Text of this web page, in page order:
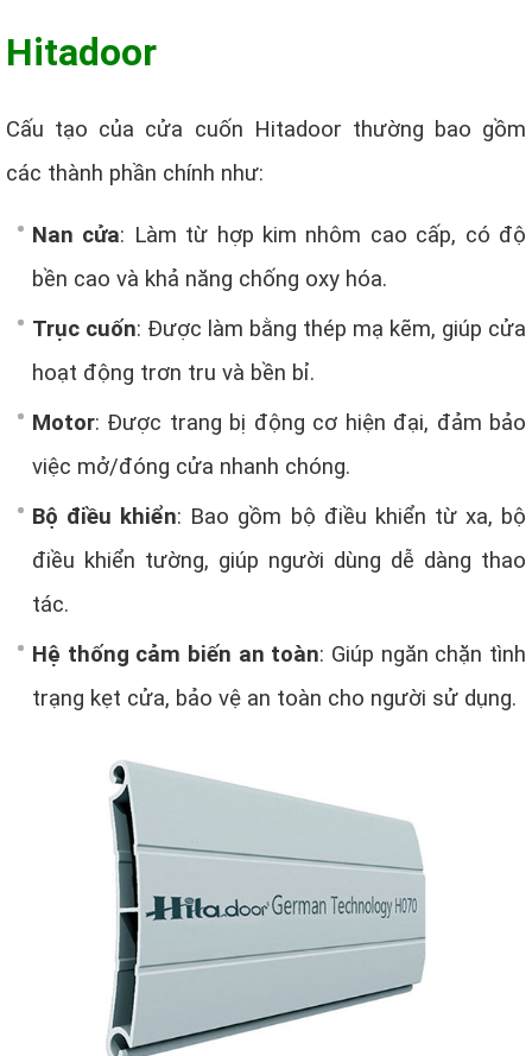
Hitadoor
Cấu tạo của cửa cuốn Hitadoor thường bao gồm
các thành phần chính như:
Nan cửa: Làm từ hợp kim nhôm cao cấp, có độ
bền cao và khả năng chống oxy hóa.
Trục cuốn: Được làm bằng thép mạ kẽm, giúp cửa
hoạt động trơn tru và bền bỉ.
Motor: Được trang bị động cơ hiện đại, đảm bảo
việc mở/đóng cửa nhanh chóng.
Bộ điều khiển: Bao gồm bộ điều khiển từ xa, bộ
điều khiển tường, giúp người dùng dễ dàng thao
tác.
Hệ thống cảm biến an toàn: Giúp ngăn chặn tình
trạng kẹt cửa, bảo vệ an toàn cho người sử dụng.